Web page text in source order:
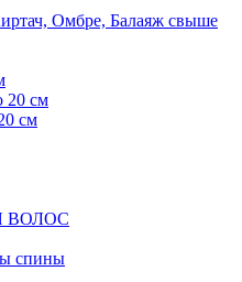
Омбре, Балаяж свыше
20 см
см
ВОЛОС
спины